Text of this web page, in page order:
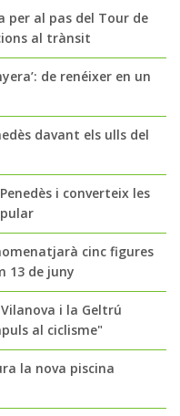
per al pas del Tour de
al trànsit
de renéixer en un
davant els ulls del
i converteix les
cinc figures
13 de juny
i la Geltrú
al ciclisme"
la nova piscina